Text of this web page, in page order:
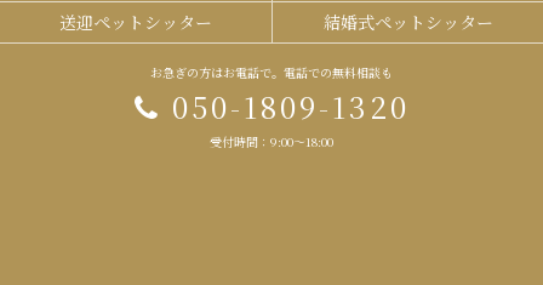
送迎ペットシッター
結婚式ペットシッター
お急ぎの方はお電話で。電話での無料相談も
050-1809-1320
受付時間：9:00～18:00